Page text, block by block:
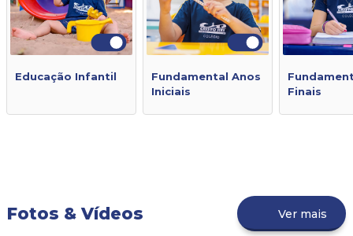
Educação Infantil
Fundamental Anos
Iniciais
Finais
Fotos & Vídeos Ver mais